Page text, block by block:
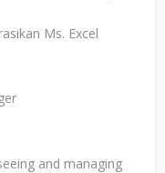
Ms. Excel
and managing